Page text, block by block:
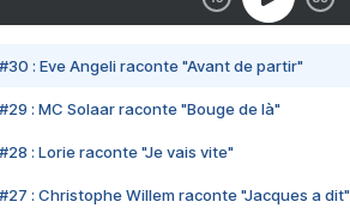
#30 : Eve Angeli raconte "Avant de partir"
#29 : MC Solaar raconte "Bouge de là"
#28 : Lorie raconte "Je vais vite"
#27 : Christophe Willem raconte "Jacques a dit"